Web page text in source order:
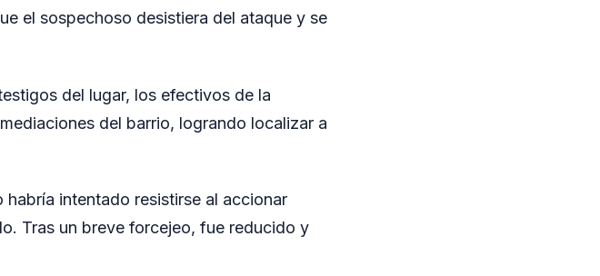
el sospechoso desistiera del ataque y se
del lugar, los efectivos de la
del barrio, logrando localizar a
intentado resistirse al accionar
Tras un breve forcejeo, fue reducido y